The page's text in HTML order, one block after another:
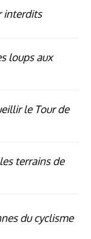
interdits
loups aux
le Tour de
terrains de
du cyclisme